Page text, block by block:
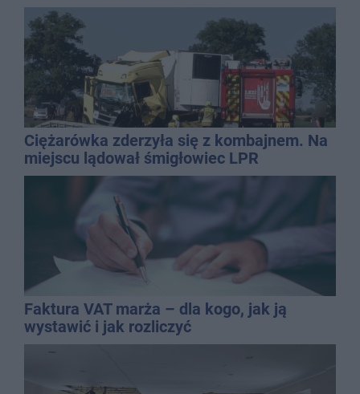
Ciężarówka zderzyła się z kombajnem. Na
miejscu lądował śmigłowiec LPR
Faktura VAT marża – dla kogo, jak ją
wystawić i jak rozliczyć